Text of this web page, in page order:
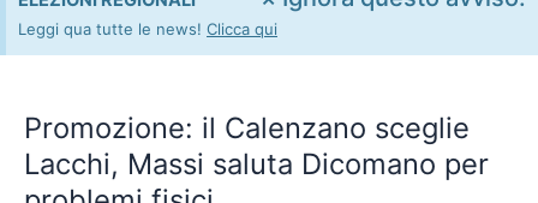
Leggi qua tutte le news! Clicca qui
Promozione: il Calenzano sceglie
Lacchi, Massi saluta Dicomano per
Calenzano
sceglie
Lacchi,